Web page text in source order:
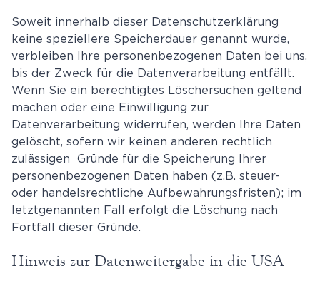
Soweit innerhalb dieser Datenschutzerklärung
keine speziellere Speicherdauer genannt wurde,
verbleiben Ihre personenbezogenen Daten bei uns,
bis der Zweck für die Datenverarbeitung entfällt.
Wenn Sie ein berechtigtes Löschersuchen geltend
machen oder eine Einwilligung zur
Datenverarbeitung widerrufen, werden Ihre Daten
gelöscht, sofern wir keinen anderen rechtlich
zulässigen Gründe für die Speicherung Ihrer
personenbezogenen Daten haben (z.B. steuer-
oder handelsrechtliche Aufbewahrungsfristen); im
letztgenannten Fall erfolgt die Löschung nach
Fortfall dieser Gründe.
Hinweis zur Datenweitergabe in die USA